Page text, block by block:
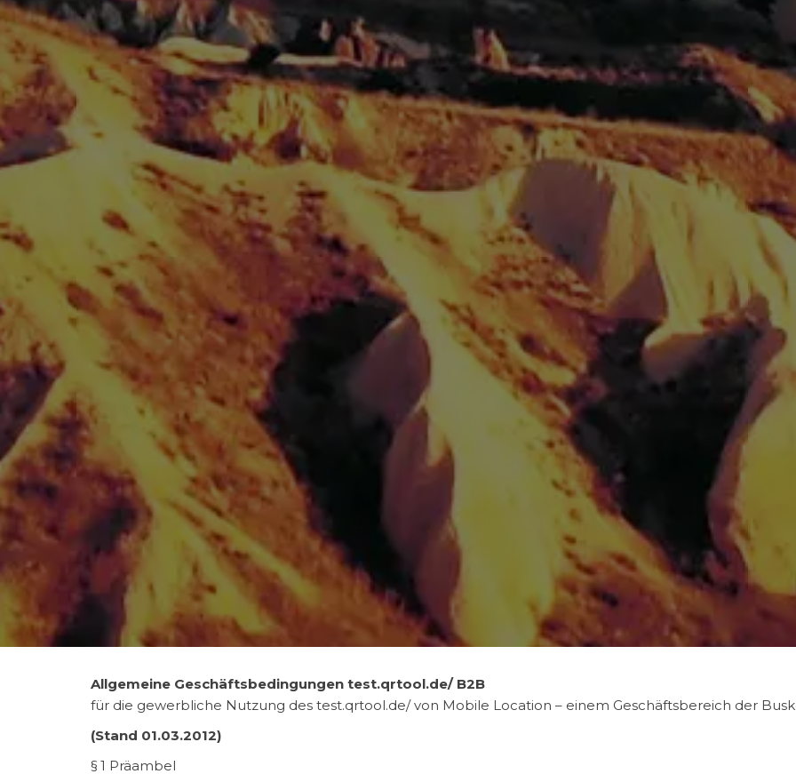
Allgemeine Geschäftsbedingungen test.qrtool.de/ B2B
für die gewerbliche Nutzung des test.qrtool.de/ von Mobile Location – einem Geschäftsbereich der
(Stand 01.03.2012)
§ 1 Präambel